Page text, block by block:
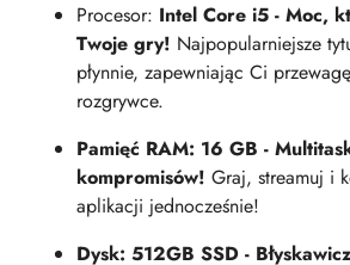
Procesor: Intel Core i5 - Moc,
Twoje gry! Najpopularniejsze
płynnie, zapewniając Ci
rozgrywce.
Pamięć RAM: 16 GB -
kompromisów! Graj, streamuj i
aplikacji jednocześnie!
Dysk: 512GB SSD -